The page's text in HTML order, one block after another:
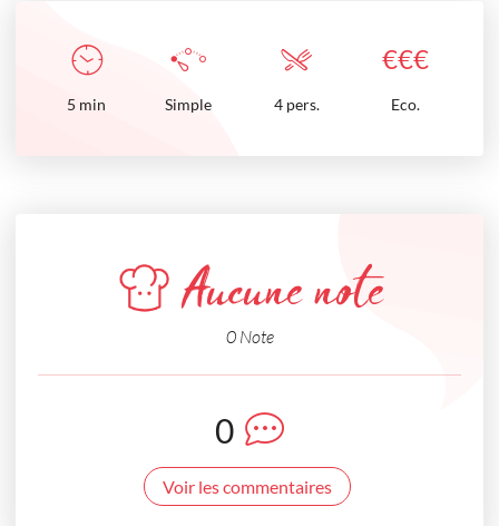
€€€
5 min Simple 4 pers. Eco.
Aucune note
0 Note
0
Voir les commentaires